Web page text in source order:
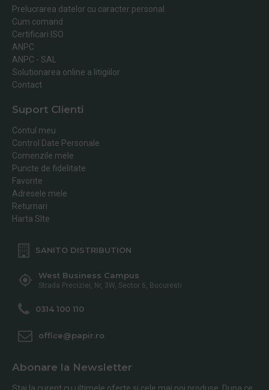
Prelucrarea datelor cu caracter personal
Cum comand
Certificari ISO
ANPC
ANPC - SAL
Solutionarea online a litigiilor
Contact
Suport Clienti
Contul meu
Control Date Personale
Comenzile mele
Puncte de fidelitate
Favorite
Adresele mele
Returnari
Harta SIte
SANITO DISTRIBUTION
West Business Campus
Strada Preciziei, Nr, 3W, Sector 6, Bucuresti
0314 100 110
office@papir.ro
Abonare la Newsletter
Stai la curent cu ultimele oferte si cele mai noi produse. Dupa ce